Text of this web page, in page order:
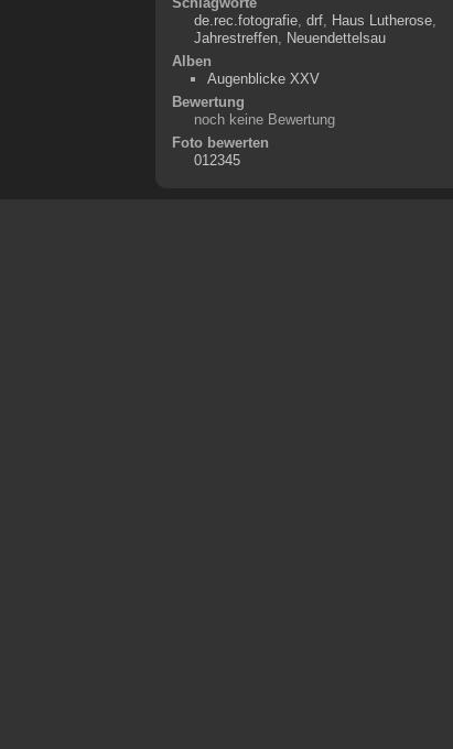
de.rec.fotografie, drf, Haus Lutherose,
Jahrestreffen, Neuendettelsau
Alben
Augenblicke XXV
Bewertung
noch keine Bewertung
Foto bewerten